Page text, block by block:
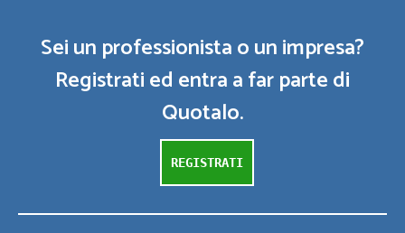
Sei un professionista o un impresa?
Registrati ed entra a far parte di
Quotalo.
REGISTRATI